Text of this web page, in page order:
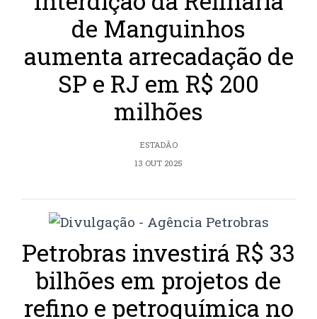
de Manguinhos
aumenta arrecadação de
SP e RJ em R$ 200
milhões
ESTADÃO
13 OUT 2025
Petrobras investirá R$ 33
bilhões em projetos de
refino e petroquímica no